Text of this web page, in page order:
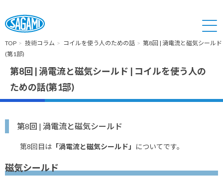
TOP 技術コラム コイルを使う人のための話
第8回 | 渦電流と磁気シールド
(第1部)
第8回 | 渦電流と磁気シールド | コイルを使う人の
ための話(第1部)
第8回 | 渦電流と磁気シールド
第8回目は 「渦電流と磁気シールド」 についてです。
磁気シールド